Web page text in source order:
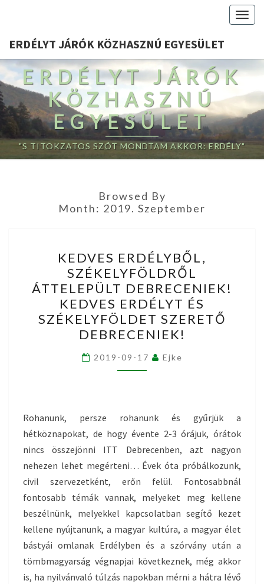
ERDÉLYT JÁRÓK KÖZHASZNÚ EGYESÜLET
ERDÉLYT JÁRÓK
KÖZHASZNÚ
EGYESÜLET
"S TITOKZATOS SZÓT MONDTAM AKKOR: ERDÉLY"
Browsed By
Month: 2019. Szeptember
ERDÉLYBŐL,
SZÉKELYFÖLDRŐL
ÁTTELEPÜLT
DEBRECENIEK!
KEDVES
ERDÉLYT
ÉS
SZÉKELYFÖLDET
KEDVES ERDÉLYBŐL,
SZÉKELYFÖLDRŐL
ÁTTELEPÜLT DEBRECENIEK!
KEDVES ERDÉLYT ÉS
SZÉKELYFÖLDET SZERETŐ
DEBRECENIEK!
2019-09-17 Ejke
Rohanunk, persze rohanunk és gyűrjük a
hétköznapokat, de hogy évente 2-3 órájuk, órátok
nincs összejönni ITT Debrecenben, azt nagyon
nehezen lehet megérteni… Évek óta próbálkozunk,
civil szervezetként, erőn felül. Fontosabbnál
fontosabb témák vannak, melyeket meg kellene
beszélnünk, melyekkel kapcsolatban segítő kezet
kellene nyújtanunk, a magyar kultúra, a magyar élet
bástyái omlanak Erdélyben és a szórvány után a
tömbmagyarság végnapjai következnek, még akkor
is, ha nyilvánvaló túlzás napokban mérni a hátra lévő